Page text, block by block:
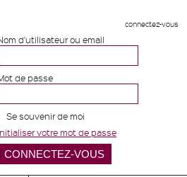
connectez-vous
d'utilisateur ou email
de passe
Se souvenir de moi
votre mot de passe